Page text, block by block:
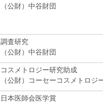
（公財）中谷財団
調査研究
（公財）中谷財団
コスメトロジー研究助成
（公財）コーセーコスメトロジ
日本医師会医学賞